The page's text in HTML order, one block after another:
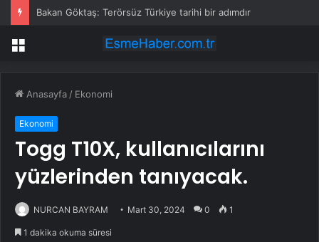
Bakan Göktaş: Terörsüz Türkiye tarihi bir adımdır
Menü
Anasayfa / Ekonomi
Ekonomi
Togg T10X, kullanıcılarını
yüzlerinden tanıyacak.
NURCAN BAYRAM Mart 30, 2024 0 1
1 dakika okuma süresi